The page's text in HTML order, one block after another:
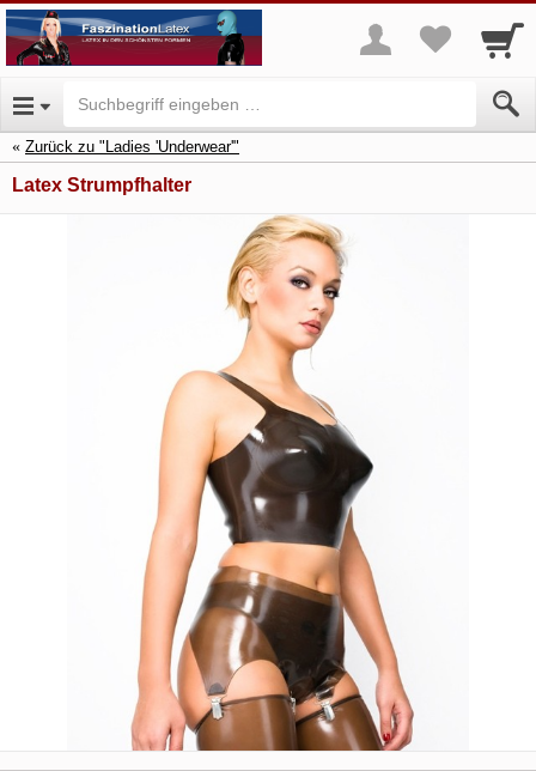
Zurück zu "Ladies 'Underwear'"
Latex Strumpfhalter